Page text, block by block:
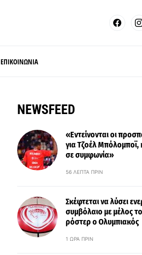
ΕΠΙΚΟΙΝΩΝΙΑ
NEWSFEED
«Εντείνονται οι
για Τζοέλ Μπόλομποϊ,
σε συμφωνία»
56 ΛΕΠΤΆ ΠΡΙΝ
Σκέφτεται να λύσει
συμβόλαιο με μέλος
ρόστερ ο Ολυμπιακός
1 ΏΡΑ ΠΡΙΝ